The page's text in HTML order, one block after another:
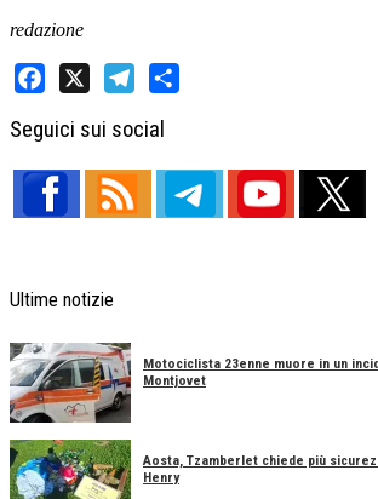
redazione
Seguici sui social
Ultime notizie
Motociclista 23enne muore in un
Montjovet
Aosta, Tzamberlet chiede più
Henry